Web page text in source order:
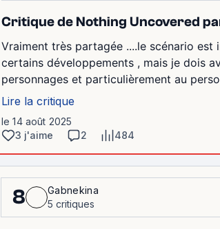
Critique de Nothing Uncovered
Vraiment très partagée ....le scénario
certains développements , mais je dois
personnages et particulièrement au
Lire la critique
le 14 août 2025
3 j'aime
2 484
8
Gabnekina
5 critiques